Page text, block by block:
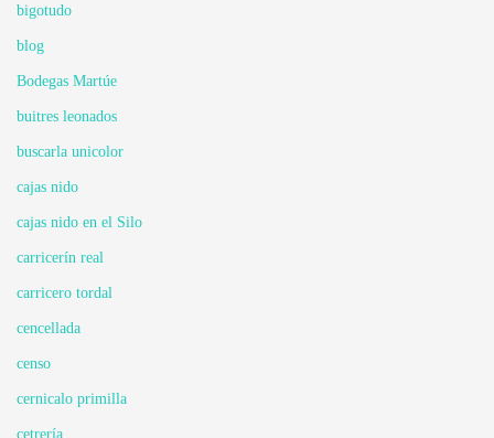
bigotudo
blog
Bodegas Martúe
buitres leonados
buscarla unicolor
cajas nido
cajas nido en el Silo
carricerín real
carricero tordal
cencellada
censo
cernicalo primilla
cetrería